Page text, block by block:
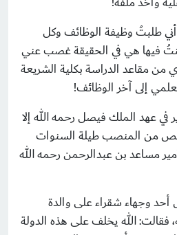
أني طلبتُ وظيفة الوظائف وكل
فيها هي في الحقيقة غصب عني
من مقاعد الدراسة بكلية الشريعة
إلى آخر الوظائف!
عهد الملك فيصل رحمه الله إلا
من المنصب طيلة السنوات
مساعد بن عبدالرحمن رحمه الله
أحد وجهاء شقراء على والدة
فقالت: الله يخلف على هذه الدولة